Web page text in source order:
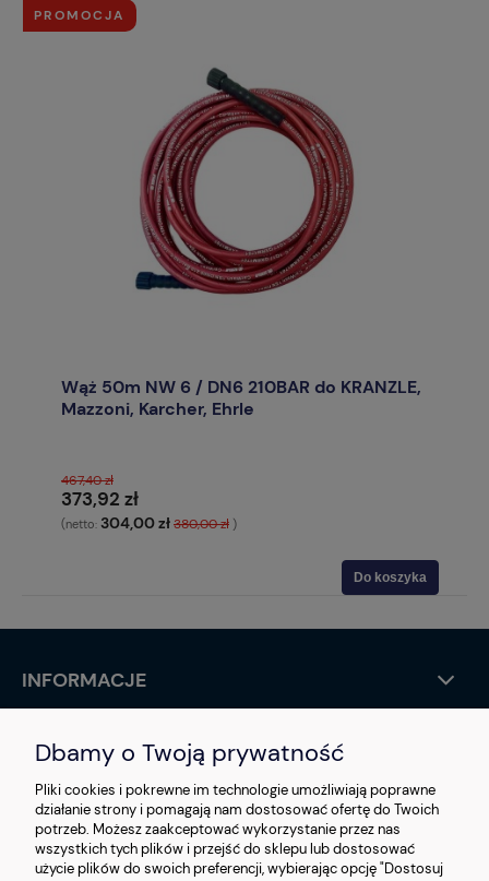
Wąż 50m NW 6 / DN6 210BAR do KRANZLE,
Mazzoni, Karcher, Ehrle
373,92 zł
467,40 zł
(netto: 304,00 zł380,00 zł )
Do koszyka
PROMOCJA
INFORMACJE
O NAS
KONTAKT
Dbamy o Twoją prywatność
Pliki cookies i pokrewne im technologie umożliwiają poprawne
działanie strony i pomagają nam dostosować ofertę do Twoich
potrzeb. Możesz zaakceptować wykorzystanie przez nas
wszystkich tych plików i przejść do sklepu lub dostosować
użycie plików do swoich preferencji, wybierając opcję "Dostosuj